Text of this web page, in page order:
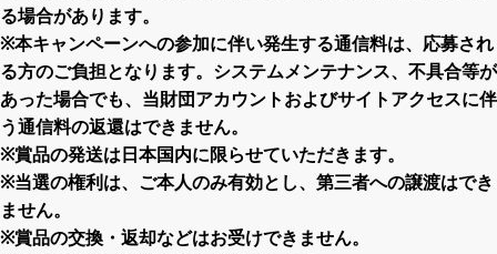
る場合があります。
※本キャンペーンへの参加に伴い発生する通信料は、応募され
る方のご負担となります。システムメンテナンス、不具合等が
あった場合でも、当財団アカウントおよびサイトアクセスに伴
う通信料の返還はできません。
※賞品の発送は日本国内に限らせていただきます。
※当選の権利は、ご本人のみ有効とし、第三者への譲渡はでき
ません。
※賞品の交換・返却などはお受けできません。